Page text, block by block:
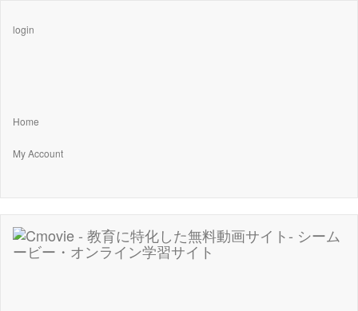
login
Home
My Account